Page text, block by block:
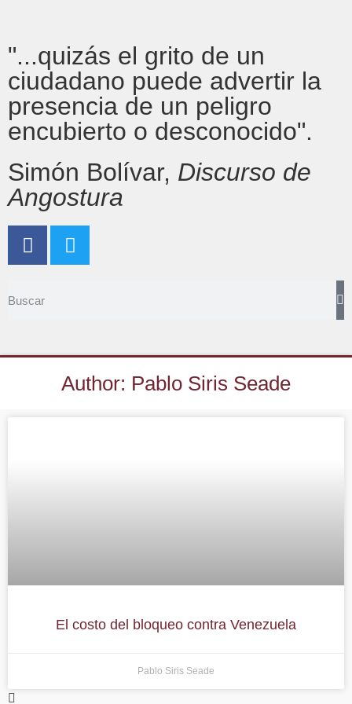
"...quizás el grito de un
ciudadano puede advertir la
presencia de un peligro
encubierto o desconocido".
Simón Bolívar, Discurso de
Angostura
Author: Pablo Siris Seade
El costo del bloqueo contra Venezuela
Pablo Siris Seade